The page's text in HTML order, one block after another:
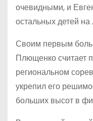
очевидными, и
остальных детей
Своим первым
Плющенко считает
региональном
укрепил его
больших высот в